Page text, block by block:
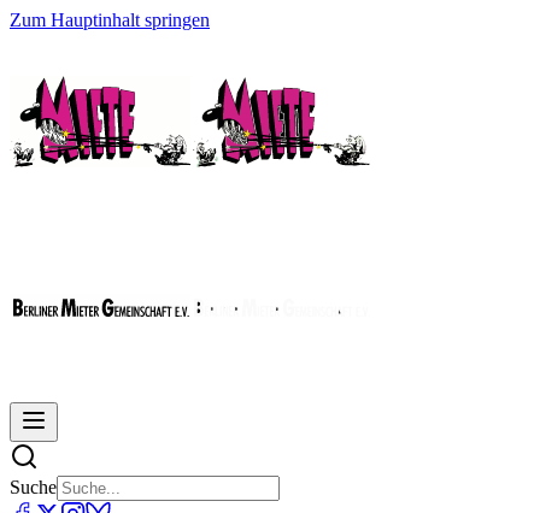
Zum Hauptinhalt springen
Suche